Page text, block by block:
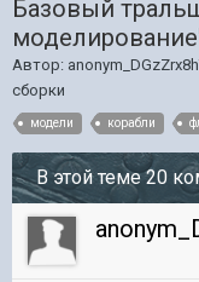
Базовый
Автор:
сборки
модели корабли
В этой теме 20